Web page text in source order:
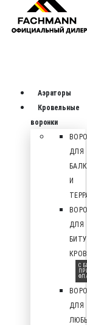
Аэраторы
Кровельные
воронки
ДЛЯ
И
ДЛЯ
С
ДЛЯ